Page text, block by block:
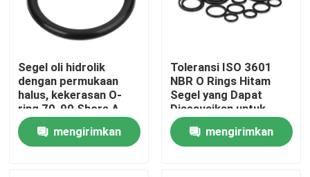
Rumah
Produk
Segel oli hidrolik
dengan permukaan
halus, kekerasan O-
ring 70-90 Shore A,
ideal untuk pompa
hidrolik, silinder, dan
katup
mengirimkan
Toleransi ISO 3601
NBR O Rings Hitam
Segel yang Dapat
Disesuaikan untuk
Peralatan Hidrolik
Pneumatik dan
Komponen Mesin
mengirimkan